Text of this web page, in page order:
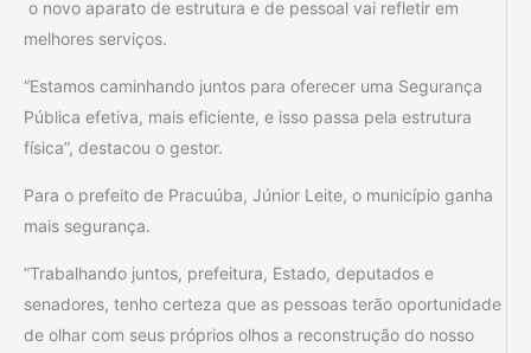
o novo aparato de estrutura e de pessoal vai refletir em
melhores serviços.
“Estamos caminhando juntos para oferecer uma Segurança
Pública efetiva, mais eficiente, e isso passa pela estrutura
física”, destacou o gestor.
Para o prefeito de Pracuúba, Júnior Leite, o município ganha
mais segurança.
“Trabalhando juntos, prefeitura, Estado, deputados e
senadores, tenho certeza que as pessoas terão oportunidade
de olhar com seus próprios olhos a reconstrução do nosso